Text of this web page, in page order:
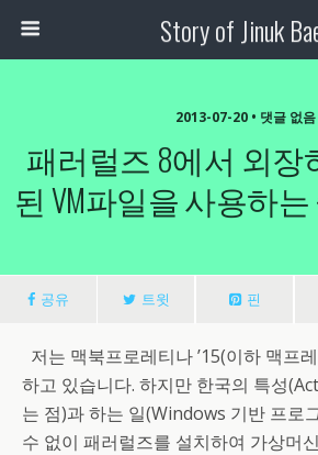
Story of Jinuk
2013-07-20 • 댓글 없음
패러럴즈 8에서 외장
된 VM파일을 사용하
공유 트윗 핀
저는 맥북프로레티나 ’15(이하 맥프
하고 있습니다. 하지만 한국의 특성
는 점)과 하는 일(Windows 기반 프로
수 없이 패러럴즈를 설치하여 가상머